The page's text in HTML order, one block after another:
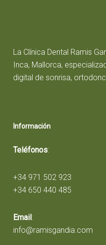
La Clínica Dental Ramis
Inca, Mallorca,
digital de sonrisa,
Información
Teléfonos:
+34 971 502 923
+34 650 440 485
Email:
info@ramisgandia.com